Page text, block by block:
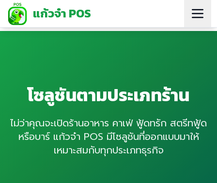
แก้วจ๋า POS
โซลูชันตามประเภทร้าน
ไม่ว่าคุณจะเปิดร้านอาหาร คาเฟ่ ฟู้ดทรัก สตรีทฟู้ด
หรือบาร์ แก้วจ๋า POS มีโซลูชันที่ออกแบบมาให้
เหมาะสมกับทุกประเภทธุรกิจ